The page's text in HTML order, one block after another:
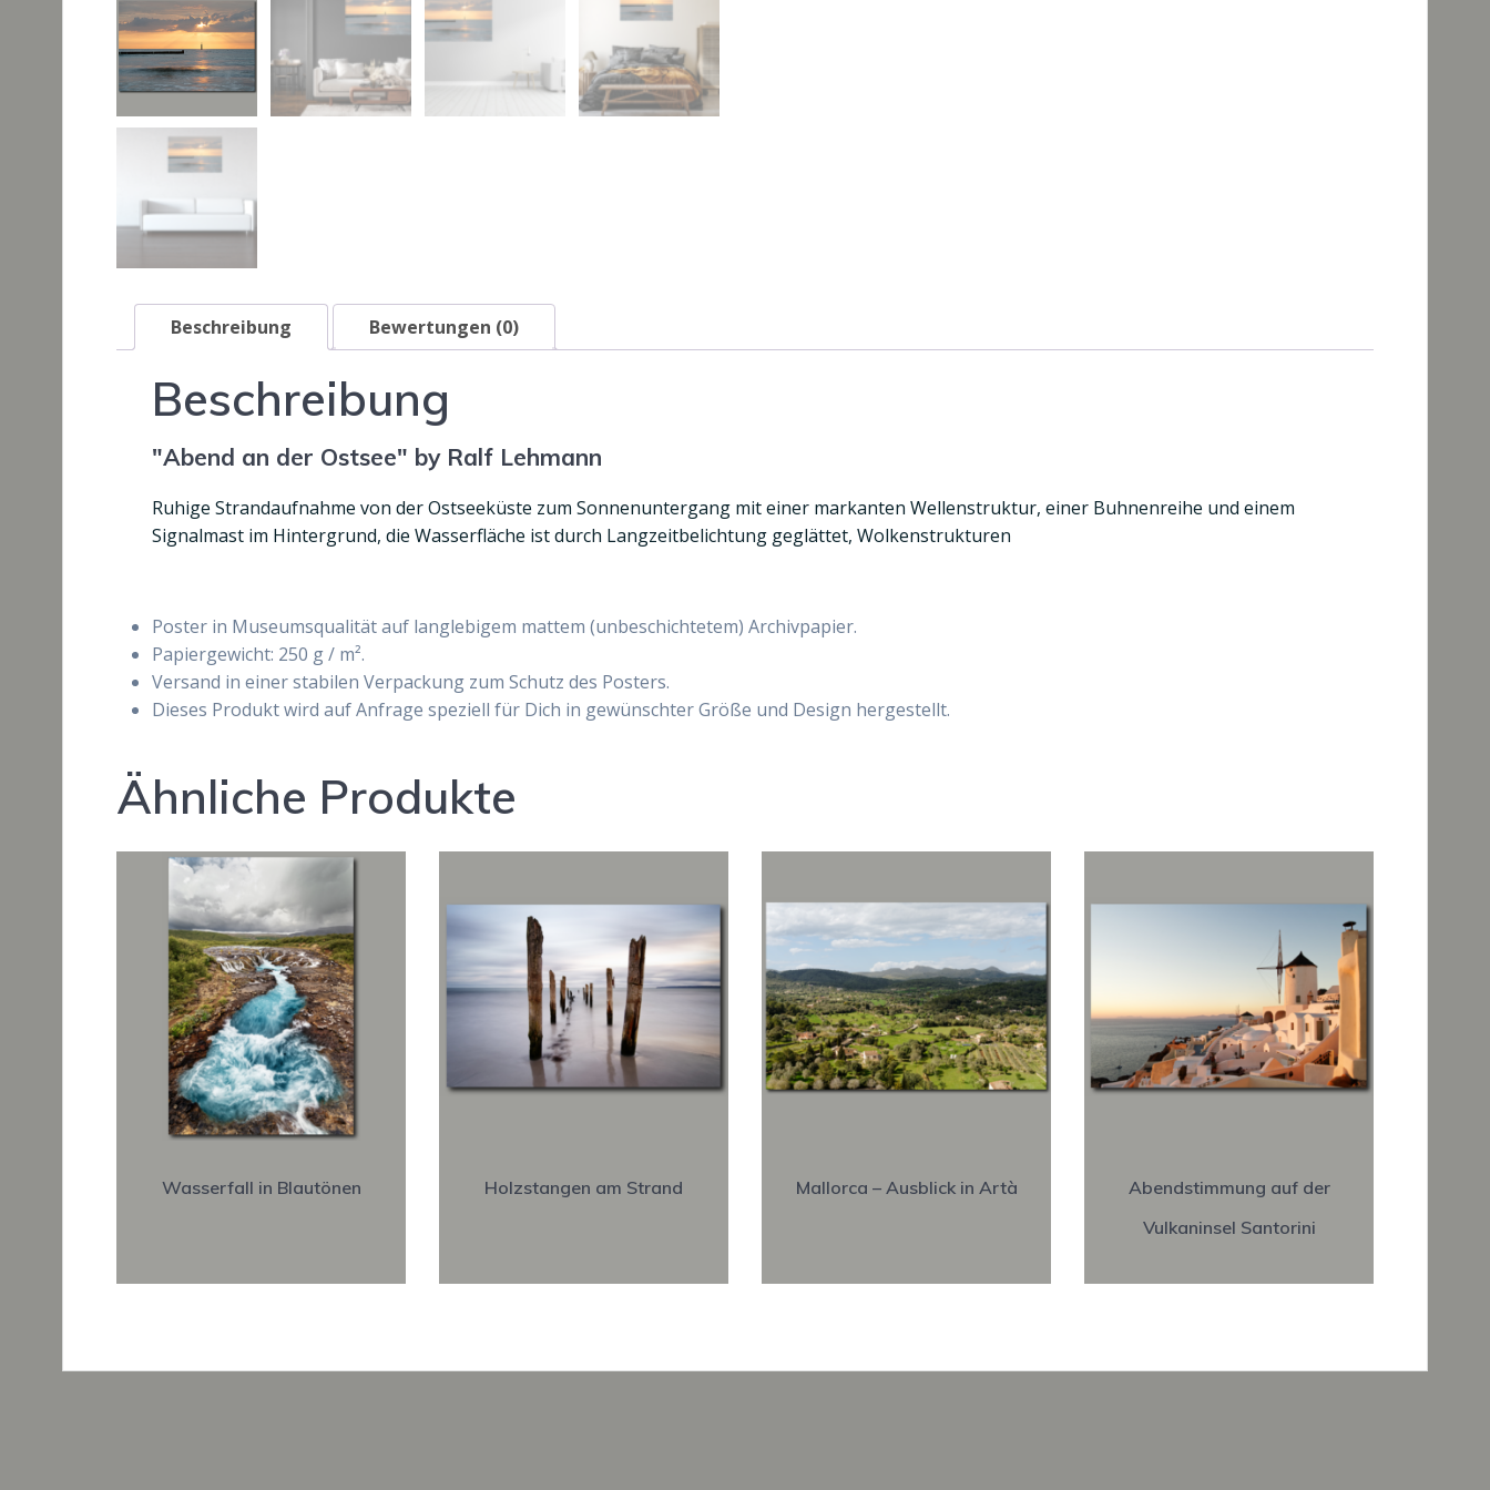
Beschreibung Bewertungen (0)
Beschreibung
"Abend an der Ostsee" by Ralf Lehmann
Ruhige Strandaufnahme von der Ostseeküste zum Sonnenuntergang mit einer markanten Wellenstruktur, einer Buhnenreihe und einem
Signalmast im Hintergrund, die Wasserfläche ist durch Langzeitbelichtung geglättet, Wolkenstrukturen
Poster in Museumsqualität auf langlebigem mattem (unbeschichtetem) Archivpapier.
Papiergewicht: 250 g / m².
Versand in einer stabilen Verpackung zum Schutz des Posters.
Dieses Produkt wird auf Anfrage speziell für Dich in gewünschter Größe und Design hergestellt.
Ähnliche Produkte
Wasserfall in Blautönen Holzstangen am Strand Mallorca – Ausblick in Artà
Abendstimmung auf der
Vulkaninsel Santorini